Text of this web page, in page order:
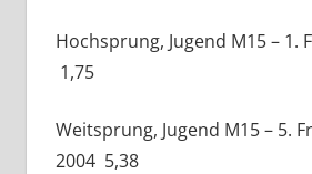
Hochsprung, Jugend M15 – 1.
1,75
Weitsprung, Jugend M15 – 5.
2004 5,38